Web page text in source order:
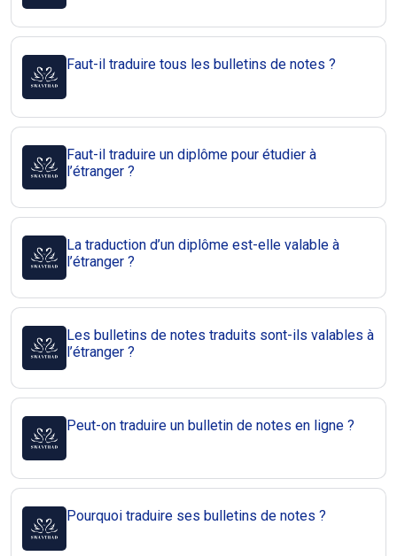
Faut-il traduire tous les bulletins de notes ?
Faut-il traduire un diplôme pour étudier à
l’étranger ?
La traduction d’un diplôme est-elle valable à
l’étranger ?
Les bulletins de notes traduits sont-ils valables à
l’étranger ?
Peut-on traduire un bulletin de notes en ligne ?
Pourquoi traduire ses bulletins de notes ?